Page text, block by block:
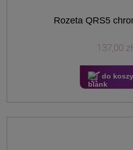
Rozeta QRS5
137,00 zł
do